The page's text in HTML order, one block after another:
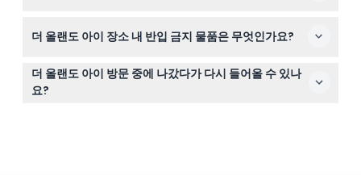
명소 내에 출입할 수 없습니다.
더 올랜도 아이 장소 내 반입 금지 물품은 무엇인가요?
병, 폭죽, 레이저 등 다른 방문객에게 방해가 될 수 있는 위
험한 물품은 모두 안전과 편안함을 위해 금지되어 있습니
다.
더 올랜도 아이 방문 중에 나갔다가 다시 들어올 수 있나
요?